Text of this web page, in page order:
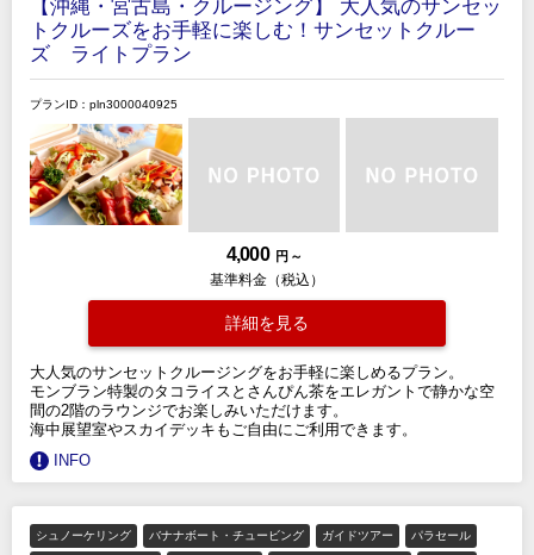
【沖縄・宮古島・クルージング】 大人気のサンセッ
トクルーズをお手軽に楽しむ！サンセットクルー
ズ ライトプラン
プランID：pln3000040925
4,000 円 ～
基準料金（税込）
詳細を見る
大人気のサンセットクルージングをお手軽に楽しめるプラン。
モンブラン特製のタコライスとさんぴん茶をエレガントで静かな空
間の2階のラウンジでお楽しみいただけます。
海中展望室やスカイデッキもご自由にご利用できます。
INFO
シュノーケリング バナナボート・チュービング ガイドツアー パラセール